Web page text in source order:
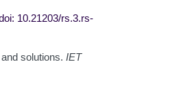
10.21203/rs.3.rs-
solutions. IET